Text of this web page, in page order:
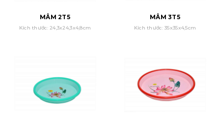
MÂM 2T5
Kích thước: 24,3x24,3x4,8cm
MÂM 3T5
Kích thước: 35x35x4,5cm